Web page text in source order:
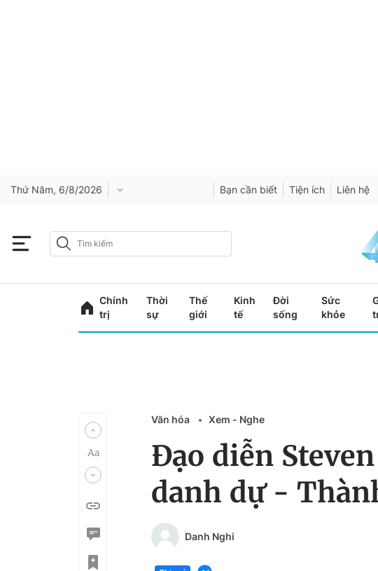
Thứ Năm, 6/8/2026 Bạn cần biết Tiện ích Liên hệ
Chính
trị
Thời
sự
Thế
giới
Kinh
tế
Đời
sống
Sức
khỏe
Văn hóa Xem - Nghe
Đạo diễn
danh dự -
Danh Nghi